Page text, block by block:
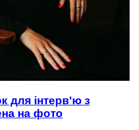
для інтерв'ю з
на фото